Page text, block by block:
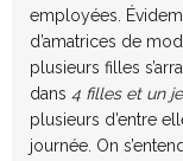
employées.
d’amatrices de
plusieurs filles
dans 4 filles et un
plusieurs d’entre
journée. On